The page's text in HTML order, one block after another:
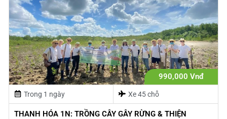
990,000 Vnđ
Trong 1 ngày Xe 45 chỗ
THANH HÓA 1N: TRỒNG CÂY GÂY RỪNG & THIỆN